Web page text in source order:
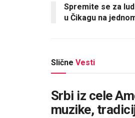
Spremite se za
u Čikagu na
Slične Vesti
Srbi iz cele
muzike,